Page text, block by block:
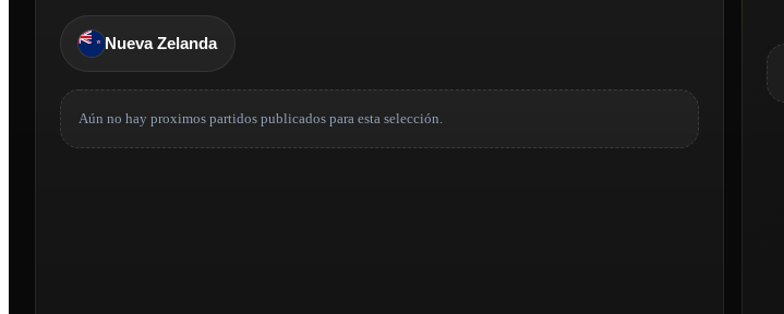
Nueva Zelanda
Aún no hay proximos partidos publicados para esta selección.